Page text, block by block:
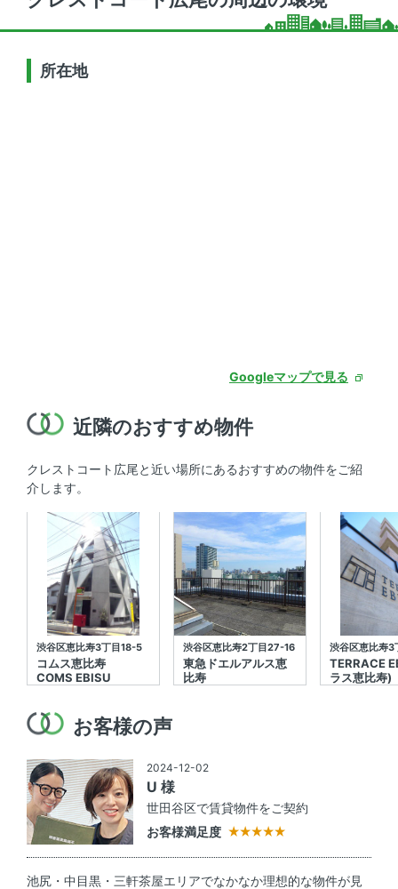
所在地
Googleマップで見る
近隣のおすすめ物件
クレストコート広尾と近い場所にあるおすすめの物件をご紹
介します。
渋谷区恵比寿3丁目18-5
コムス恵比寿
COMS EBISU
渋谷区恵比寿2丁目27-16
東急ドエルアルス恵
比寿
渋谷区恵比寿3
TERRACE
ラス恵比寿)
お客様の声
2024-12-02
U 様
世田谷区で賃貸物件をご契約
お客様満足度
池尻・中目黒・三軒茶屋エリアでなかなか理想的な物件が見